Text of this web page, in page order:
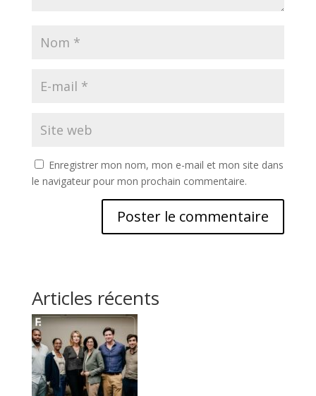
Enregistrer mon nom, mon e-mail et mon site dans
le navigateur pour mon prochain commentaire.
Articles récents